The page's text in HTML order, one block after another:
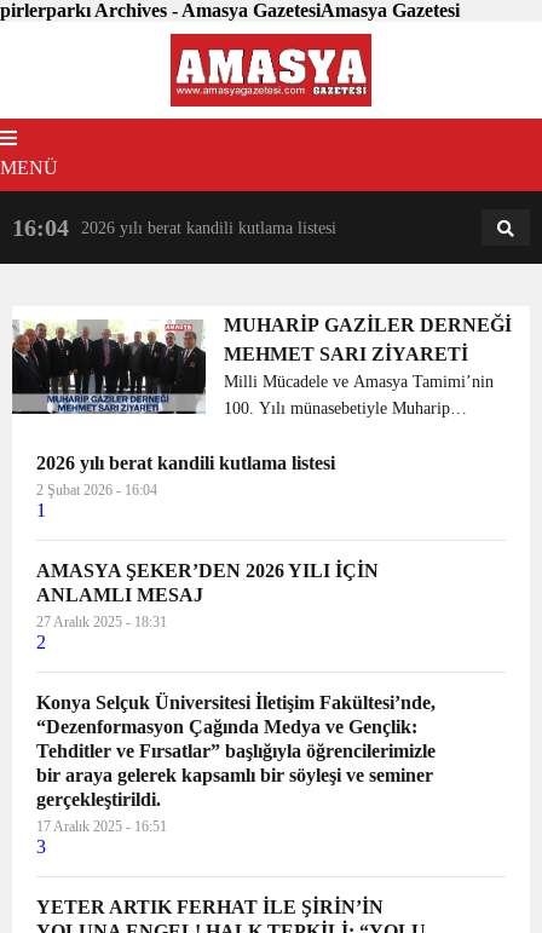
pirlerparkı Archives - Amasya GazetesiAmasya Gazetesi
MENÜ
16:04 2026 yılı berat kandili kutlama listesi 18:31
MUHARİP GAZİLER DERNEĞİ
MEHMET SARI ZİYARETİ
Milli Mücadele ve Amasya Tamimi’nin
100. Yılı münasebetiyle Muharip
tarafından 26-27-28 Nisan tarihlerinde
2026 yılı berat kandili kutlama listesi
2 Şubat 2026 - 16:04
1
AMASYA ŞEKER’DEN 2026 YILI İÇİN
ANLAMLI MESAJ
27 Aralık 2025 - 18:31
2
Konya Selçuk Üniversitesi İletişim Fakültesi’nde,
“Dezenformasyon Çağında Medya ve Gençlik:
Tehditler ve Fırsatlar” başlığıyla öğrencilerimizle
bir araya gelerek kapsamlı bir söyleşi ve seminer
gerçekleştirildi.
17 Aralık 2025 - 16:51
3
YETER ARTIK FERHAT İLE ŞİRİN’İN